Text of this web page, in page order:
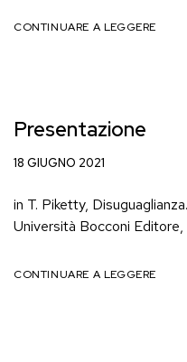
CONTINUARE A LEGGERE
Presentazione
18 GIUGNO 2021
in T. Piketty,
Università Bocconi
CONTINUARE A LEGGERE